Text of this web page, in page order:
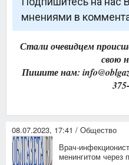
мнениями в
Стали очевидцем
свою
Пишите нам:
08.07.2023, 17:41 / Общество
Врач-
менингитом через